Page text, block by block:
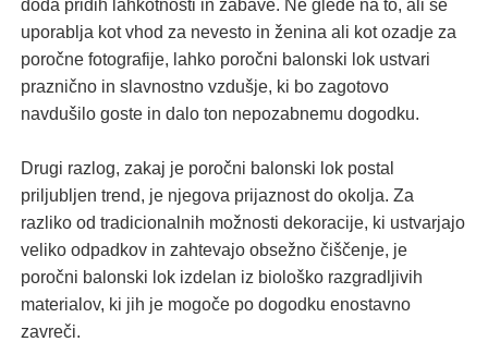
doda pridih lahkotnosti in zabave. Ne glede na to, ali se
uporablja kot vhod za nevesto in ženina ali kot ozadje za
poročne fotografije, lahko poročni balonski lok ustvari
praznično in slavnostno vzdušje, ki bo zagotovo
navdušilo goste in dalo ton nepozabnemu dogodku.
Drugi razlog, zakaj je poročni balonski lok postal
priljubljen trend, je njegova prijaznost do okolja. Za
razliko od tradicionalnih možnosti dekoracije, ki ustvarjajo
veliko odpadkov in zahtevajo obsežno čiščenje, je
poročni balonski lok izdelan iz biološko razgradljivih
materialov, ki jih je mogoče po dogodku enostavno
zavreči.